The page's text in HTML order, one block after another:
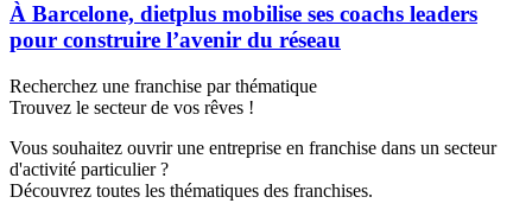
À Barcelone, dietplus mobilise ses coachs leaders
pour construire l’avenir du réseau
Recherchez une franchise par thématique
Trouvez le secteur de vos rêves !
Vous souhaitez ouvrir une entreprise en franchise dans un secteur
d'activité particulier ?
Découvrez toutes les thématiques des franchises.